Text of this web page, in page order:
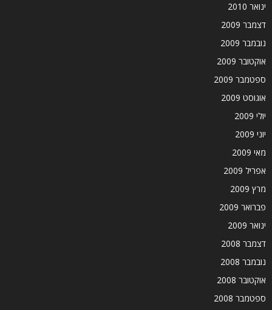
ינואר 2010
דצמבר 2009
נובמבר 2009
אוקטובר 2009
ספטמבר 2009
אוגוסט 2009
יולי 2009
יוני 2009
מאי 2009
אפריל 2009
מרץ 2009
פברואר 2009
ינואר 2009
דצמבר 2008
נובמבר 2008
אוקטובר 2008
ספטמבר 2008